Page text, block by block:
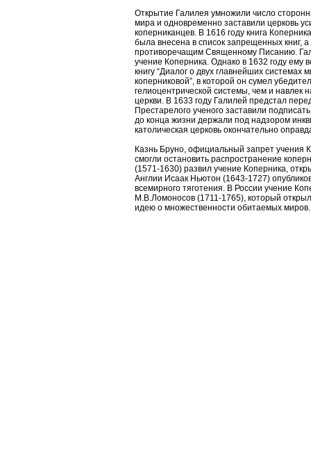
Открытие Галилея умножили число
мира и одновременно заставили церковь
коперниканцев. В 1616 году книга
была внесена в список запрещенных книг,
противоречащим Священному Писанию.
учение Коперника. Однако в 1632 году ему
книгу “Диалог о двух главнейших системах
коперниковой”, в которой он сумел
гелиоцентрической системы, чем и навлек
церкви. В 1633 году Галилей предстал
Престарелого ученого заставили
до конца жизни держали под надзором
католическая церковь окончательно
Казнь Бруно, официальный запрет учения
смогли остановить распространение
(1571-1630) развил учение Коперника,
Англии Исаак Ньютон (1643-1727)
всемирного тяготения. В России учение
М.В.Ломоносов (1711-1765), который
идею о множественности обитаемых миров.